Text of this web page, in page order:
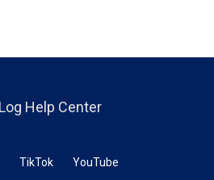
TikTok YouTube